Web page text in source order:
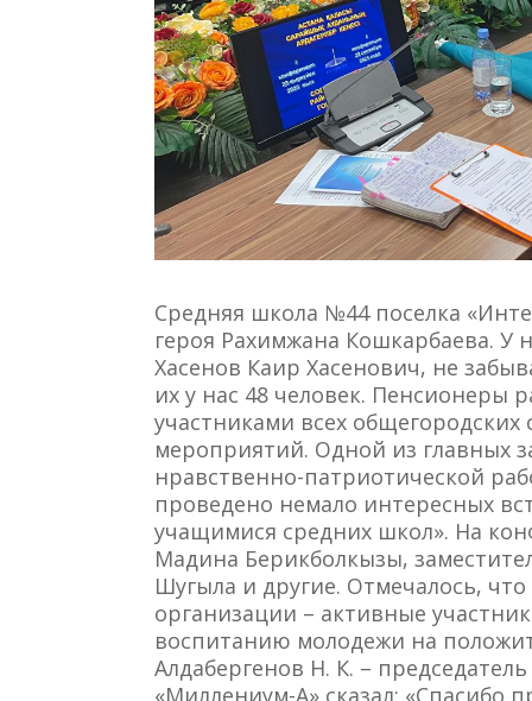
Средняя школа №44 поселка
героя Рахимжана Кошкарбаева. У
Хасенов Каир Хасенович, не
их у нас 48 человек.
участниками всех
мероприятий. Одной из главных
нравственно-патриотической
проведено немало интересных
учащимися средних школ». На
Мадина Берикболкызы,
Шугыла и другие. Отмечалось,
организации – активные
воспитанию молодежи на
Алдабергенов Н. К. –
«Миллениум-А» сказал: «Спасибо